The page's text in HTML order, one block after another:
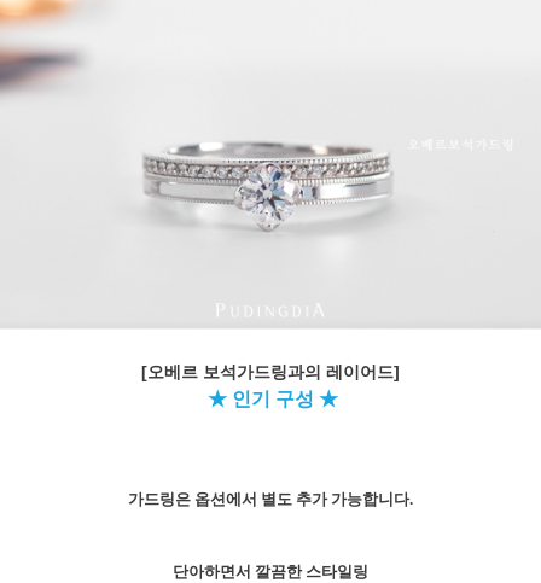
[오베르 보석가드링과의 레이어드]
★ 인기 구성 ★
가드링은 옵션에서 별도 추가 가능합니다.
단아하면서 깔끔한 스타일링